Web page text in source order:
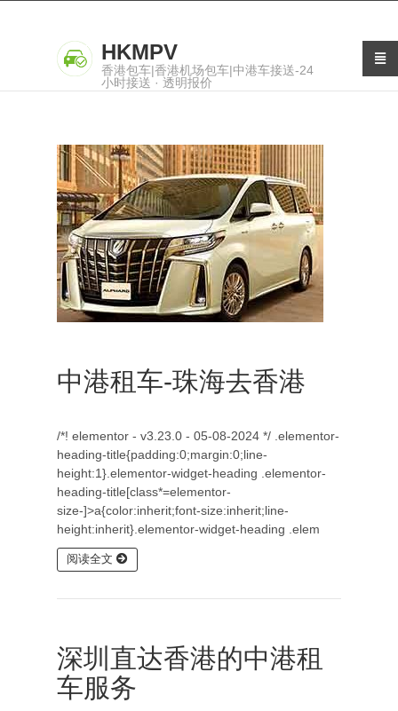
HKMPV
香港包车|香港机场包车|中港车接送-24
小时接送 · 透明报价
中港租车-珠海去香港
/*! elementor - v3.23.0 - 05-08-2024 */ .elementor-
heading-title{padding:0;margin:0;line-
height:1}.elementor-widget-heading .elementor-
heading-title[class*=elementor-
size-]>a{color:inherit;font-size:inherit;line-
height:inherit}.elementor-widget-heading .elem
阅读全文
深圳直达香港的中港租
车服务